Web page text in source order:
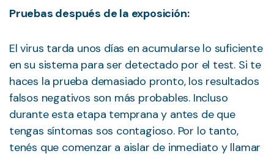
Pruebas después de la exposición:
El virus tarda unos días en acumularse lo suficiente
en su sistema para ser detectado por el test. Si te
haces la prueba demasiado pronto, los resultados
falsos negativos son más probables. Incluso
durante esta etapa temprana y antes de que
tengas síntomas sos contagioso. Por lo tanto,
tenés que comenzar a aislar de inmediato y llamar